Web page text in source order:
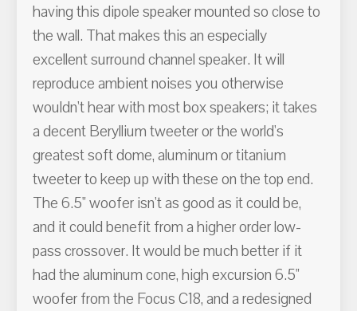
having this dipole speaker mounted so close to
the wall. That makes this an especially
excellent surround channel speaker. It will
reproduce ambient noises you otherwise
wouldn't hear with most box speakers; it takes
a decent Beryllium tweeter or the world's
greatest soft dome, aluminum or titanium
tweeter to keep up with these on the top end.
The 6.5" woofer isn't as good as it could be,
and it could benefit from a higher order low-
pass crossover. It would be much better if it
had the aluminum cone, high excursion 6.5"
woofer from the Focus C18, and a redesigned